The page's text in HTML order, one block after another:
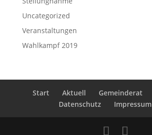
Uncategorized
Veranstaltungen
Wahlkampf 2019
Start Aktuell Gemeinderat
Datenschutz
Impressum